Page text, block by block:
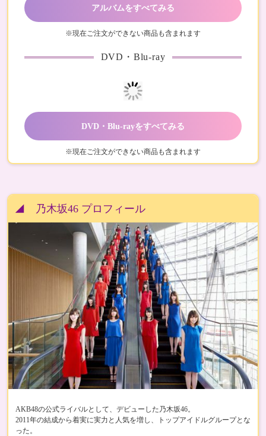
アルバムをすべてみる
※現在ご注文ができない商品も含まれます
DVD・Blu-ray
DVD・Blu-rayをすべてみる
※現在ご注文ができない商品も含まれます
◢ 乃木坂46 プロフィール
AKB48の公式ライバルとして、デビューした乃木坂46。
2011年の結成から着実に実力と人気を増し、トップアイドルグループとな
った。